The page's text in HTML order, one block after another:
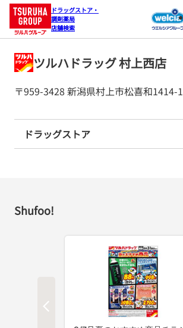
ドラッグストア・
調剤薬局
店舗検索
ツルハドラッグ 村上西店
〒959-3428 新潟県村上市松喜和1414-1
ドラッグストア
Shufoo!